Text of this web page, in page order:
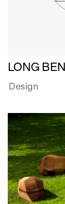
Læs
mere
om
LONG
Design